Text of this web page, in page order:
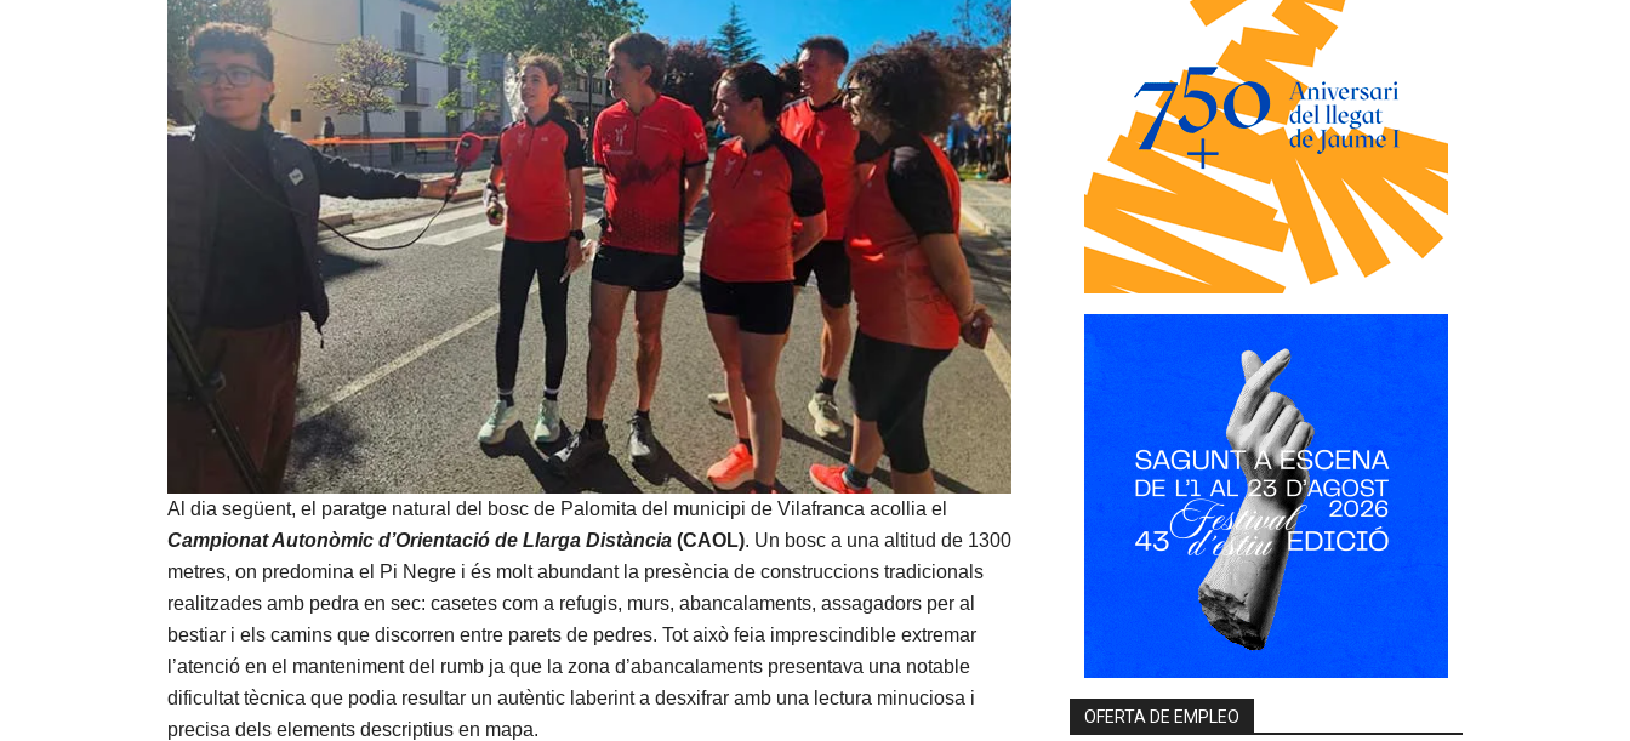
Al dia següent, el paratge natural del bosc de Palomita del municipi de Vilafranca acollia el
Campionat Autonòmic d’Orientació de Llarga Distància (CAOL). Un bosc a una altitud de 1300
metres, on predomina el Pi Negre i és molt abundant la presència de construccions tradicionals
realitzades amb pedra en sec: casetes com a refugis, murs, abancalaments, assagadors per al
bestiar i els camins que discorren entre parets de pedres. Tot això feia imprescindible extremar
l’atenció en el manteniment del rumb ja que la zona d’abancalaments presentava una notable
dificultat tècnica que podia resultar un autèntic laberint a desxifrar amb una lectura minuciosa i
precisa dels elements descriptius en mapa.
OFERTA DE EMPLEO